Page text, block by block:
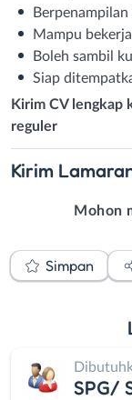
Mampu
Boleh sambil
Siap
Kirim CV lengkap
reguler
Kirim
Mohon
Simpan
SPG/